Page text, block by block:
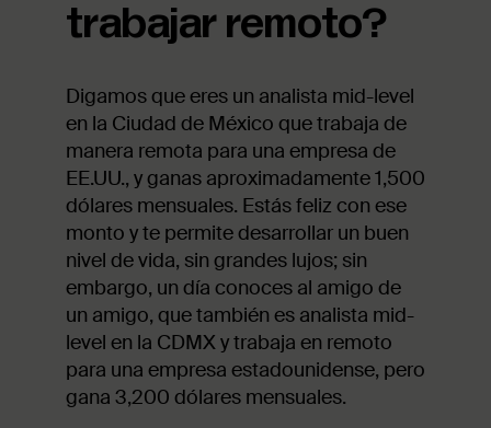
trabajar remoto?
Digamos que eres un analista mid-level
en la Ciudad de México que trabaja de
manera remota para una empresa de
EE.UU., y ganas aproximadamente 1,500
dólares mensuales. Estás feliz con ese
monto y te permite desarrollar un buen
nivel de vida, sin grandes lujos; sin
embargo, un día conoces al amigo de
un amigo, que también es analista mid-
level en la CDMX y trabaja en remoto
para una empresa estadounidense, pero
gana 3,200 dólares mensuales.